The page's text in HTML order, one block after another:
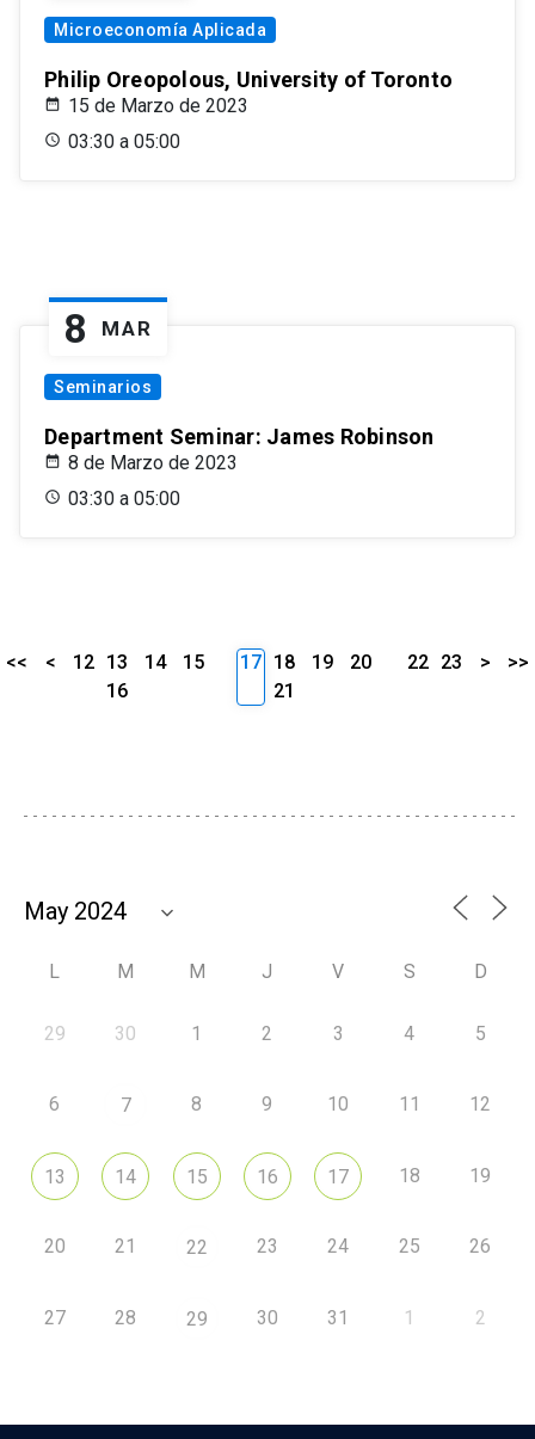
Microeconomía Aplicada
Philip Oreopolous, University of Toronto
15 de Marzo de 2023
03:30 a 05:00
8 MAR
Seminarios
Department Seminar: James Robinson
8 de Marzo de 2023
03:30 a 05:00
<< < 12 13 14
15
16
17 18 19
20
21
22 23 > >>
L M M J V S D
29 30 1 2 3 4 5
6 7 8 9 10 11 12
13 14 15 16 17 18 19
20 21 22 23 24 25 26
27 28 29 30 31 1 2